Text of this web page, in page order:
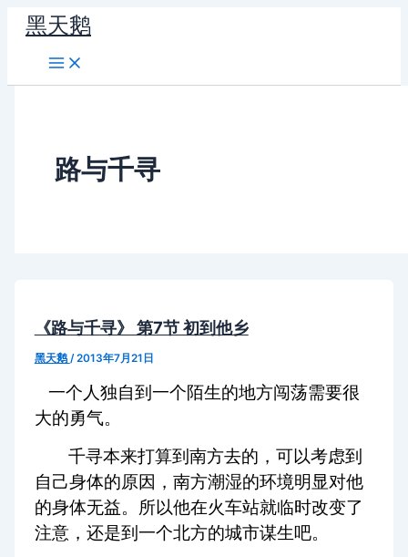
容
黑天鹅
路与千寻
《路与千寻》 第7节 初到他乡
黑天鹅 /2013年7月21日
一个人独自到一个陌生的地方闯荡需要很
大的勇气。
千寻本来打算到南方去的，可以考虑到
自己身体的原因，南方潮湿的环境明显对他
的身体无益。所以他在火车站就临时改变了
注意，还是到一个北方的城市谋生吧。